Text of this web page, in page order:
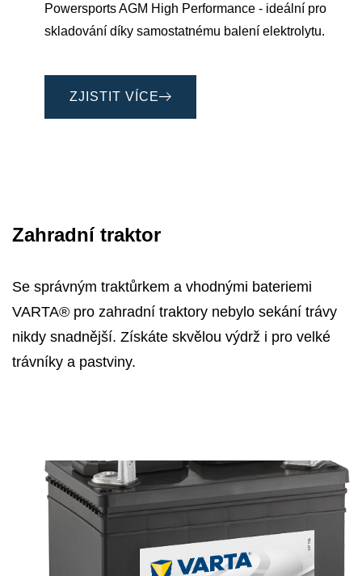
Powersports AGM High Performance - ideální pro
skladování díky samostatnému balení elektrolytu.
ZJISTIT VÍCE
Zahradní traktor
Se správným traktůrkem a vhodnými bateriemi
VARTA® pro zahradní traktory nebylo sekání trávy
nikdy snadnější. Získáte skvělou výdrž i pro velké
trávníky a pastviny.